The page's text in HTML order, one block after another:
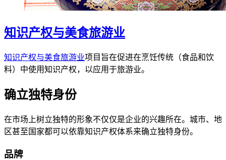
知识产权与美食旅游业
知识产权与美食旅游业项目旨在促进在烹饪传统（食品和饮
料）中使用知识产权，以应用于旅游业。
确立独特身份
在市场上树立独特的形象不仅仅是企业的兴趣所在。城市、地
区甚至国家都可以依靠知识产权体系来确立独特身份。
品牌